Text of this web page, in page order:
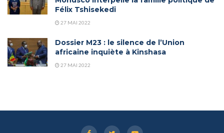
Félix Tshisekedi
27 MAI 2022
Dossier M23 : le silence de l’Union
africaine inquiète à Kinshasa
27 MAI 2022